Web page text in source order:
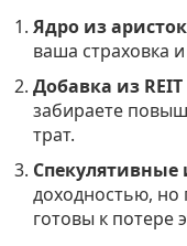
Ядро из
ваша страховка
Добавка из
забираете
трат.
Спекулятивные
доходностью, но
готовы к потере